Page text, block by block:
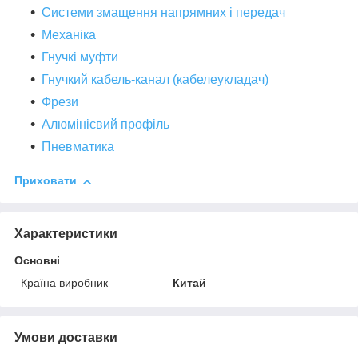
Системи змащення напрямних і передач
Механіка
Гнучкі муфти
Гнучкий кабель-канал (кабелеукладач)
Фрези
Алюмінієвий профіль
Пневматика
Приховати
Характеристики
Основні
Країна виробник
Китай
Умови доставки